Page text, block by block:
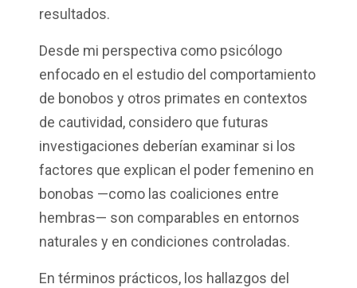
resultados.
Desde mi perspectiva como psicólogo
enfocado en el estudio del comportamiento
de bonobos y otros primates en contextos
de cautividad, considero que futuras
investigaciones deberían examinar si los
factores que explican el poder femenino en
bonobas —como las coaliciones entre
hembras— son comparables en entornos
naturales y en condiciones controladas.
En términos prácticos, los hallazgos del